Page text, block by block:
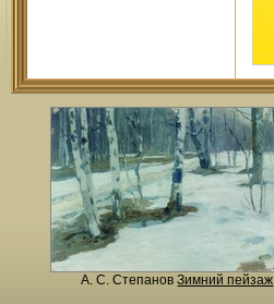
А. С. СтепановЗимний пейзаж